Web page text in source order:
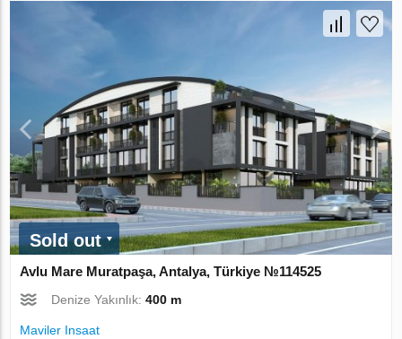
Sold out
Avlu Mare Muratpaşa, Antalya, Türkiye №114525
Denize Yakınlık:400 m
Maviler Insaat